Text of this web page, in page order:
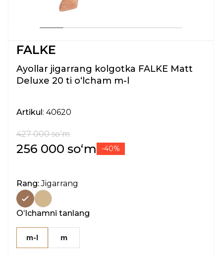
FALKE
Ayollar jigarrang kolgotka FALKE Matt
Deluxe 20 ti oʻlcham m-l
Artikul: 40620
427 000 soʻm
256 000 soʻm -40%
Rang:Jigarrang
Oʻlchamni tanlang
m-l m